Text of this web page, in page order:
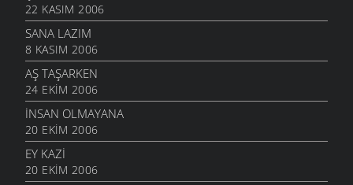
22 KASIM 2006
SANA LAZIM
8 KASIM 2006
AŞ TAŞARKEN
24 EKIM 2006
İNSAN OLMAYANA
20 EKIM 2006
EY KAZI
20 EKIM 2006